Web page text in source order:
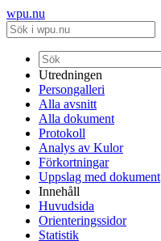
wpu.nu
Utredningen
Persongalleri
Alla avsnitt
Alla dokument
Protokoll
Analys av Kulor
Förkortningar
Uppslag med dokument
Innehåll
Huvudsida
Orienteringssidor
Statistik